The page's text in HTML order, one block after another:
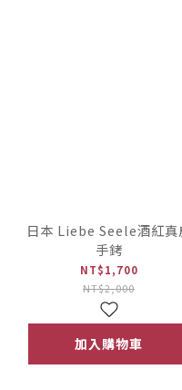
日本 Liebe Seele酒紅真
手銬
NT$1,700
NT$2,000
加入購物車